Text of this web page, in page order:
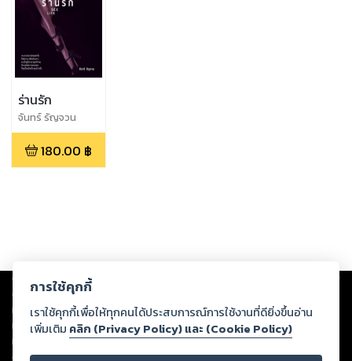
ร่านรัก
จันทร์ รัญจวน
180.00 ฿
Copyright © 2026
ต่อผลงานหรือเนื้อหาใดที่อัปโหลดผ่านเว็บไซต์และปรากฏว่าละเมิดสิทธิใน
ทรัพย์สินทางปัญญาของบุคคลอื่นหรือขัดต่อกฎหมายและศีลธรรม ดังนั้น ผู้อ่าน
ทุกท่านโปรดใช้วิจารณญาณในการกลั่นกรองด้วยตนเอง และหากท่านพบว่าส่วน
หนึ่งส่วนใดขัดต่อกฎหมายและศีลธรรม กรุณาแจ้งมายังบริษัท เพื่อทีมงานจะได้
ดำเนินการในทันที ทั้งนี้ ทางสตอรี่ล็อกขอสงวนลิขสิทธิ์ตามพระราชบัญญัติ
การใช้คุกกี้
เราใช้คุกกี้เพื่อให้ทุกคนได้ประสบการณ์การใช้งานที่ดียิ่งขึ้นอ่าน
เพิ่มเติม คลิก (Privacy Policy) และ (Cookie Policy)